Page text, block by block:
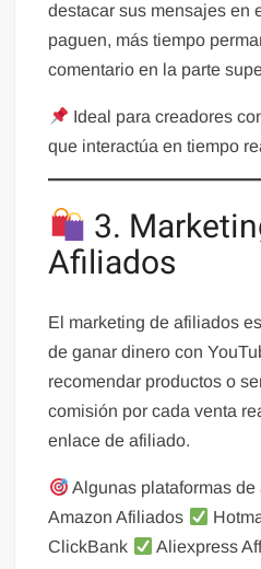
destacar sus mensajes en
paguen, más tiempo
comentario en la parte
Ideal para creadores
que interactúa en tiempo
3.
Afiliados
El marketing de afiliados
de ganar dinero con
recomendar productos o
comisión por cada venta
enlace de afiliado.
Algunas plataformas
Amazon Afiliados
ClickBank
Aliexpress